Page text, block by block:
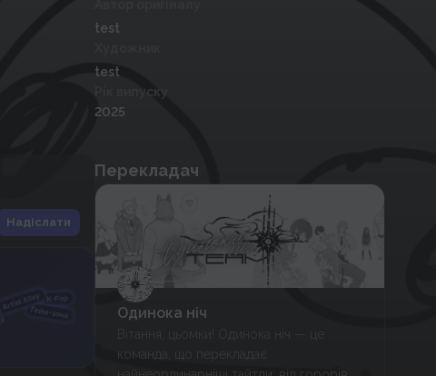
Надіслати
test
test
Рік випуску
2025
Перекладач
Одинока ніч
Вітання, цьомки! Одинока ніч — це
команда, що перекладає